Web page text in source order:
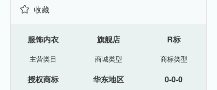
收藏
服饰内衣
主营类目
旗舰店
商城类型
R标
商标类型
授权商标 华东地区 0-0-0